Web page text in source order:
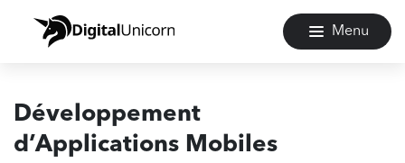
Menu
Développement
d’Applications Mobiles